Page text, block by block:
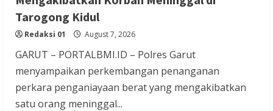
Gubernur Banten Andra Soni Tata
Kawasan Zona Industri Serang Barat
Redaksi 01 August 6, 2026
Tarogong Kidul
Redaksi 01 August 7, 2026
GARUT – PORTALBMI.ID – Polres Garut
menyampaikan perkembangan penanganan
perkara penganiayaan berat yang mengakibatkan
satu orang meninggal...